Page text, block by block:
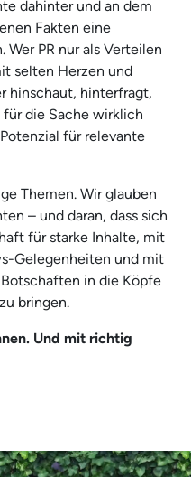
dahinter und an dem
Fakten eine
PR nur als Verteilen
selten Herzen und
hinschaut, hinterfragt,
die Sache wirklich
für relevante
Themen. Wir glauben
– und daran, dass sich
für starke Inhalte, mit
Gelegenheiten und mit
in die Köpfe
bringen.
Und mit richtig